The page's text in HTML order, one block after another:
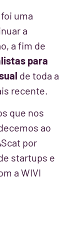
uma
a
a fim de
para
de toda a
recente.
que nos
ao
por
startups e
a WIVI